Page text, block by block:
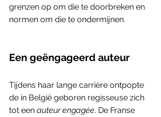
grenzen op om die te doorbreken en
normen om die te ondermijnen.
Een geëngageerd auteur
Tijdens haar lange carrière ontpopte
de in België geboren regisseuse zich
tot een auteur engagée. De Franse